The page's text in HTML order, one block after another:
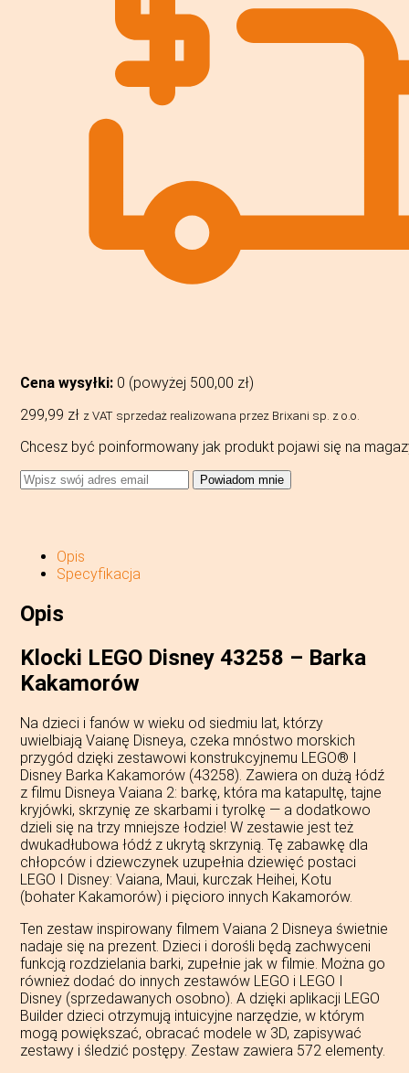
Cena wysyłki: 0 (powyżej 500,00 zł)
299,99 zł z VAT sprzedaż realizowana przez Brixani sp. z o.o.
Chcesz być poinformowany jak produkt pojawi się na
Powiadom mnie
Opis
Specyfikacja
Opis
Klocki LEGO Disney 43258 – Barka
Kakamorów
Na dzieci i fanów w wieku od siedmiu lat, którzy
uwielbiają Vaianę Disneya, czeka mnóstwo morskich
przygód dzięki zestawowi konstrukcyjnemu LEGO® ǀ
Disney Barka Kakamorów (43258). Zawiera on dużą łódź
z filmu Disneya Vaiana 2: barkę, która ma katapultę, tajne
kryjówki, skrzynię ze skarbami i tyrolkę — a dodatkowo
dzieli się na trzy mniejsze łodzie! W zestawie jest też
dwukadłubowa łódź z ukrytą skrzynią. Tę zabawkę dla
chłopców i dziewczynek uzupełnia dziewięć postaci
LEGO ǀ Disney: Vaiana, Maui, kurczak Heihei, Kotu
(bohater Kakamorów) i pięcioro innych Kakamorów.
Ten zestaw inspirowany filmem Vaiana 2 Disneya świetnie
nadaje się na prezent. Dzieci i dorośli będą zachwyceni
funkcją rozdzielania barki, zupełnie jak w filmie. Można go
również dodać do innych zestawów LEGO i LEGO ǀ
Disney (sprzedawanych osobno). A dzięki aplikacji LEGO
Builder dzieci otrzymują intuicyjne narzędzie, w którym
mogą powiększać, obracać modele w 3D, zapisywać
zestawy i śledzić postępy. Zestaw zawiera 572 elementy.